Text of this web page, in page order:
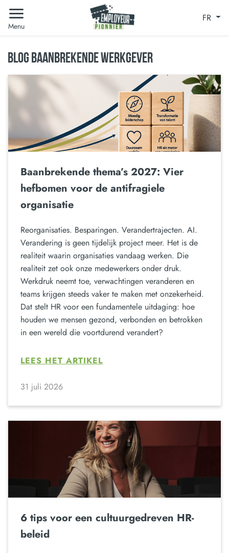
Menu
FR
BLOG BAANBREKENDE WERKGEVER
Baanbrekende thema’s 2027: Vier
hefbomen voor de antifragiele
organisatie
Reorganisaties. Besparingen. Verandertrajecten. AI.
Verandering is geen tijdelijk project meer. Het is de
realiteit waarin organisaties vandaag werken. Die
realiteit zet ook onze medewerkers onder druk.
Werkdruk neemt toe, verwachtingen veranderen en
teams krijgen steeds vaker te maken met onzekerheid.
Dat stelt HR voor een fundamentele uitdaging: hoe
houden we mensen gezond, verbonden en betrokken
in een wereld die voortdurend verandert?
LEES HET ARTIKEL
31 juli 2026
6 tips voor een cultuurgedreven HR-
beleid